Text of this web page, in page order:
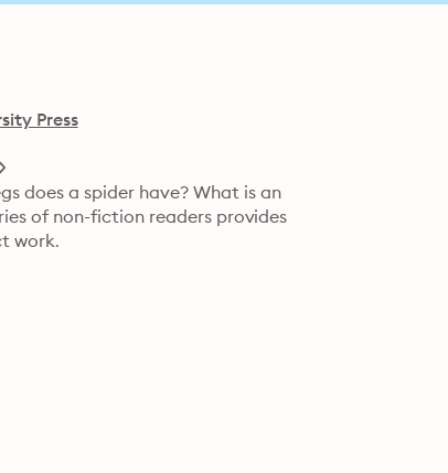
Press
does a spider have? What is an
of non-fiction readers provides
work.